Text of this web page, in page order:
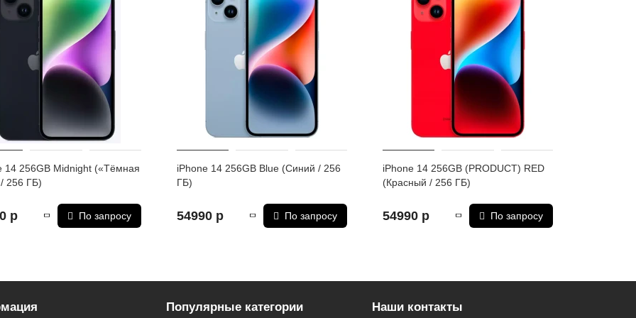
14 256GB Midnight («Тёмная
256 ГБ)
р По запросу
iPhone 14 256GB Blue (Синий / 256
ГБ)
54990 р По запросу
iPhone 14 256GB (PRODUCT) RED
(Красный / 256 ГБ)
54990 р По запросу
Популярные категории Наши контакты